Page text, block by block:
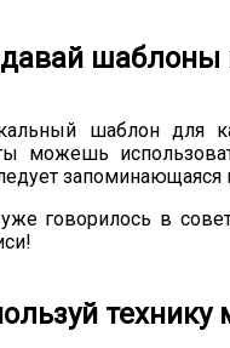
шаблоны
шаблон для
можешь
запоминающаяся
говорилось в